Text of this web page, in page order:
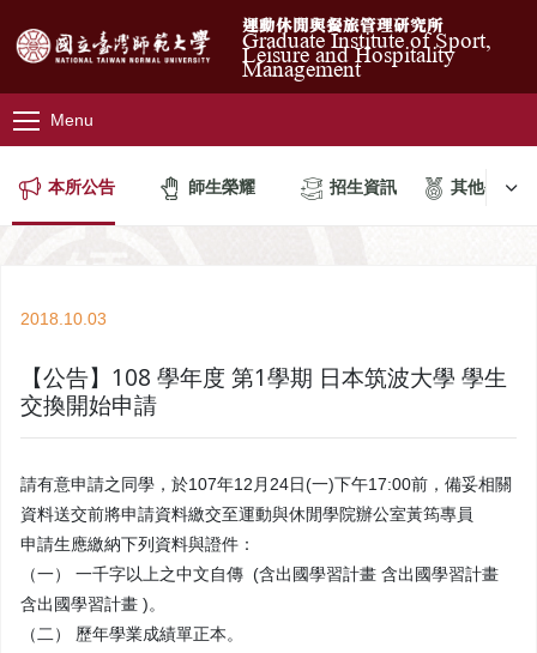
運動休閒與餐旅管理研究所
Graduate Institute of Sport,
Leisure and Hospitality
Management
Menu
本所公告 師生榮耀 招生資訊 其他公告
2018.10.03
【公告】108 學年度 第1學期 日本筑波大學 學生
交換開始申請
請有意申請之同學，於107年12月24日(一)下午17:00前，備妥相關
資料送交前將申請資料繳交至運動與休閒學院辦公室黃筠專員
申請生應繳納下列資料與證件：
（一） 一千字以上之中文自傳 (含出國學習計畫 含出國學習計畫
含出國學習計畫 )。
（二） 歷年學業成績單正本。